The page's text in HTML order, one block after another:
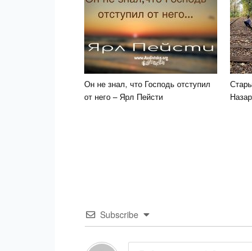
Он не знал, что Господь отступил
от него – Ярл Пейсти
Subscribe